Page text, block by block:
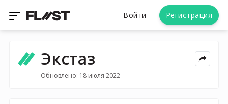
Войти Регистрация
Экстаз
Обновлено: 18 июля 2022